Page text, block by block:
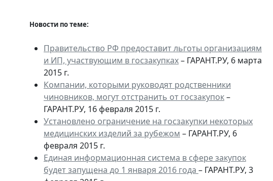
Новости по теме:
Правительство РФ предоставит льготы организациям
и ИП, участвующим в госзакупках– ГАРАНТ.РУ, 6 марта
2015 г.
Компании, которыми руководят родственники
чиновников, могут отстранить от госзакупок–
ГАРАНТ.РУ, 16 февраля 2015 г.
Установлено ограничение на госзакупки некоторых
медицинских изделий за рубежом – ГАРАНТ.РУ, 6
февраля 2015 г.
Единая информационная система в сфере закупок
будет запущена до 1 января 2016 года – ГАРАНТ.РУ, 3